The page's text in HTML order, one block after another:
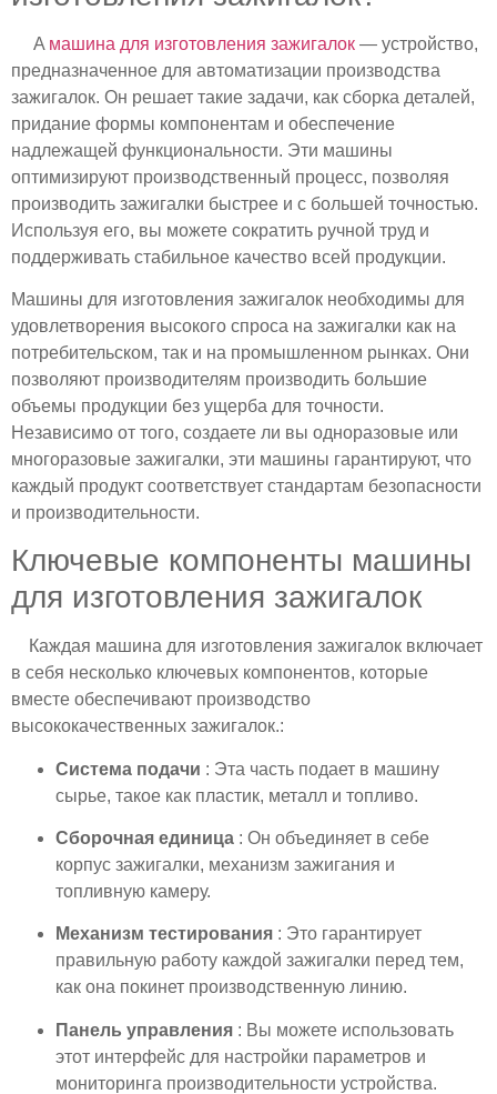
A машина для изготовления зажигалок — устройство,
предназначенное для автоматизации производства
зажигалок. Он решает такие задачи, как сборка деталей,
придание формы компонентам и обеспечение
надлежащей функциональности. Эти машины
оптимизируют производственный процесс, позволяя
производить зажигалки быстрее и с большей точностью.
Используя его, вы можете сократить ручной труд и
поддерживать стабильное качество всей продукции.
Машины для изготовления зажигалок необходимы для
удовлетворения высокого спроса на зажигалки как на
потребительском, так и на промышленном рынках. Они
позволяют производителям производить большие
объемы продукции без ущерба для точности.
Независимо от того, создаете ли вы одноразовые или
многоразовые зажигалки, эти машины гарантируют, что
каждый продукт соответствует стандартам безопасности
и производительности.
Ключевые компоненты машины
для изготовления зажигалок
Каждая машина для изготовления зажигалок включает
в себя несколько ключевых компонентов, которые
вместе обеспечивают производство
высококачественных зажигалок.:
Система подачи : Эта часть подает в машину
сырье, такое как пластик, металл и топливо.
Сборочная единица : Он объединяет в себе
корпус зажигалки, механизм зажигания и
топливную камеру.
Механизм тестирования : Это гарантирует
правильную работу каждой зажигалки перед тем,
как она покинет производственную линию.
Панель управления : Вы можете использовать
этот интерфейс для настройки параметров и
мониторинга производительности устройства.